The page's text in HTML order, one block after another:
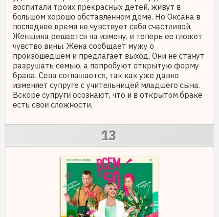
воспитали троих прекрасных детей, живут в
большом хорошо обставленном доме. Но Оксана в
последнее время не чувствует себя счастливой.
Женщина решается на измену, и теперь ее гложет
чувство вины. Жена сообщает мужу о
произошедшем и предлагает выход. Они не станут
разрушать семью, а попробуют открытую форму
брака. Сева соглашается, так как уже давно
изменяет супруге с учительницей младшего сына.
Вскоре супруги осознают, что и в открытом браке
есть свои сложности.